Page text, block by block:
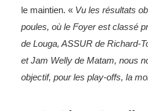
le maintien. « Vu les résultats
poules, où le Foyer est classé
de Louga, ASSUR de Richard-
et Jam Welly de Matam, nous
objectif, pour les play-offs, la